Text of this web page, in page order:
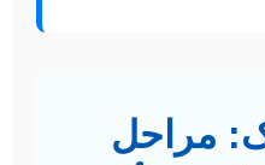
مراحل